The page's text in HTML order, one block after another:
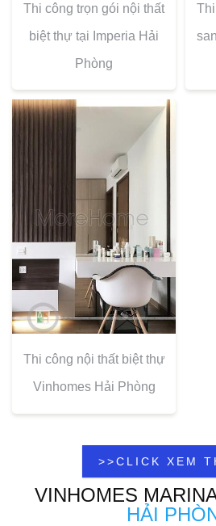
Thi công trọn gói nội thất
biệt thự tại Imperia Hải
Phòng
Thi công nội thất biệt thự
Vinhomes Hải Phòng
>>CLICK XEM
VINHOMES
HẢI